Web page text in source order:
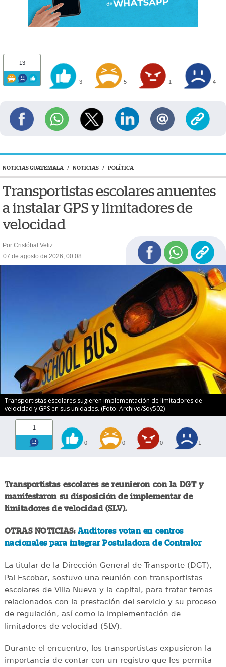
13
3 5 1 4
NOTICIAS GUATEMALA / NOTICIAS / POLÍTICA
Transportistas escolares anuentes
a instalar GPS y limitadores de
velocidad
Por Cristóbal Veliz
07 de agosto de 2026, 00:08
Transportistas escolares sugieren implementación de limitadores de
velocidad y GPS en sus unidades. (Foto: Archivo/Soy502)
1
0 0 0 1
Transportistas escolares se reunieron con la DGT y
manifestaron su disposición de implementar de
limitadores de velocidad (SLV).
OTRAS NOTICIAS: Auditores votan en centros
nacionales para integrar Postuladora de Contralor
La titular de la Dirección General de Transporte (DGT),
Pai Escobar, sostuvo una reunión con transportistas
escolares de Villa Nueva y la capital, para tratar temas
relacionados con la prestación del servicio y su proceso
de regulación, así como la implementación de
limitadores de velocidad (SLV).
Durante el encuentro, los transportistas expusieron la
importancia de contar con un registro que les permita